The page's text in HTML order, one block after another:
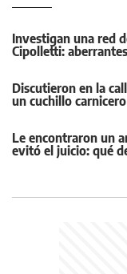
Investigan una red
Cipolletti:
Discutieron en la
un cuchillo carnicero
Le encontraron un
evitó el juicio: qué